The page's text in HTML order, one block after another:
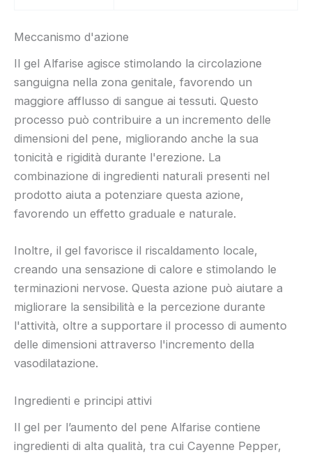
Meccanismo d'azione
Il gel Alfarise agisce stimolando la circolazione
sanguigna nella zona genitale, favorendo un
maggiore afflusso di sangue ai tessuti. Questo
processo può contribuire a un incremento delle
dimensioni del pene, migliorando anche la sua
tonicità e rigidità durante l'erezione. La
combinazione di ingredienti naturali presenti nel
prodotto aiuta a potenziare questa azione,
favorendo un effetto graduale e naturale.
Inoltre, il gel favorisce il riscaldamento locale,
creando una sensazione di calore e stimolando le
terminazioni nervose. Questa azione può aiutare a
migliorare la sensibilità e la percezione durante
l'attività, oltre a supportare il processo di aumento
delle dimensioni attraverso l'incremento della
vasodilatazione.
Ingredienti e principi attivi
Il gel per l’aumento del pene Alfarise contiene
ingredienti di alta qualità, tra cui Cayenne Pepper,